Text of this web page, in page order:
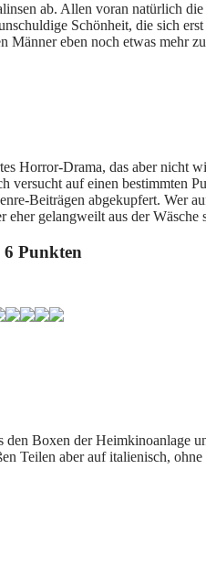
ab. Allen voran natürlich
Schönheit, die sich
eben noch etwas mehr
Horror-Drama, das aber nicht
auf einen bestimmten
Beiträgen abgekupfert. Wer
gelangweilt aus der Wäsche
6 Punkten
Boxen der Heimkinoanlage
Teilen aber auf italienisch,